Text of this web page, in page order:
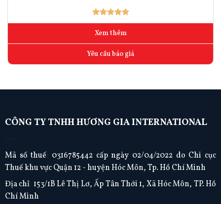
Xem thêm
Yêu cầu báo giá
CÔNG TY TNHH HƯƠNG GIA INTERNATIONAL
---
Mã số thuế: 0316785442 cấp ngày 02/04/2022 do Chi cục
Thuế khu vực Quận 12 - huyện Hóc Môn, Tp. Hồ Chí Minh
Địa chỉ: 153/1B Lê Thị Lơ, Ấp Tân Thới 1, Xã Hóc Môn, TP. Hồ
Chí Minh